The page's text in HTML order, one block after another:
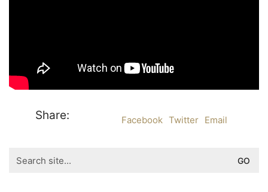
Share: Facebook Twitter Email
for: